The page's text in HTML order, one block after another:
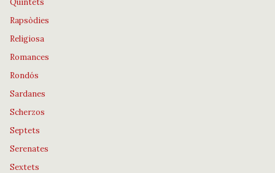
Quintets
Rapsòdies
Religiosa
Romances
Rondós
Sardanes
Scherzos
Septets
Serenates
Sextets